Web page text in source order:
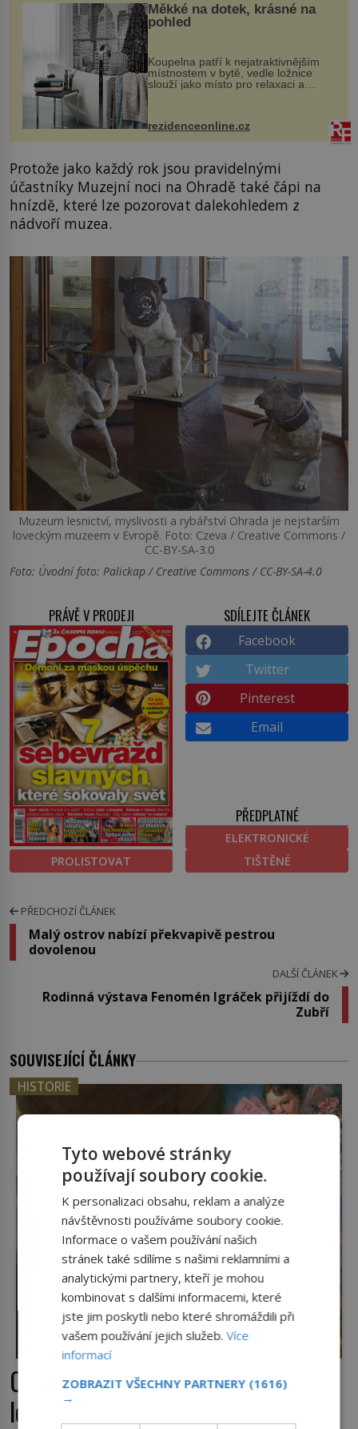
Měkké na dotek, krásné na
pohled
Koupelna patří k nejatraktivnějším
místnostem v bytě, vedle ložnice
slouží jako místo pro relaxaci a
odpočinek. Koupelnový textil –
ručníky, osušky a koberečky –
mohou jako mávnutím kouzelného
proutku...
rezidenceonline.cz
Protože jako každý rok jsou pravidelnými
účastníky Muzejní noci na Ohradě také čápi na
hnízdě, které lze pozorovat dalekohledem z
nádvoří muzea.
Muzeum lesnictví, myslivosti a rybářství Ohrada je nejstarším
loveckým muzeem v Evropě. Foto: Czeva / Creative Commons /
CC-BY-SA-3.0
Foto: Úvodní foto: Palickap / Creative Commons / CC-BY-SA-4.0
PRÁVĚ V PRODEJI
PROLISTOVAT
SDÍLEJTE ČLÁNEK
Facebook
Twitter
Pinterest
Email
PŘEDPLATNÉ
ELEKTRONICKÉ
TIŠTĚNÉ
PŘEDCHOZÍ ČLÁNEK
Malý ostrov nabízí překvapivě pestrou
dovolenou
DALŠÍ ČLÁNEK
Rodinná výstava Fenomén Igráček přijíždí do
Zubří
SOUVISEJÍCÍ ČLÁNKY
HISTORIE
Casanova v Pobaltí: Co měl
legendární svůdník společného se
Tyto webové stránky
používají soubory cookie.
K personalizaci obsahu, reklam a analýze
návštěvnosti používáme soubory cookie.
Informace o vašem používání našich
stránek také sdílíme s našimi reklamními a
analytickými partnery, kteří je mohou
kombinovat s dalšími informacemi, které
jste jim poskytli nebo které shromáždili při
vašem používání jejich služeb.Více
informací
ZOBRAZIT VŠECHNY PARTNERY (1616)
→